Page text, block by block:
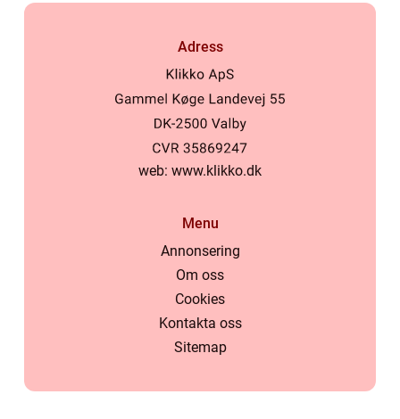
Adress
web: www.klikko.dk
Menu
Annonsering
Om oss
Cookies
Kontakta oss
Sitemap